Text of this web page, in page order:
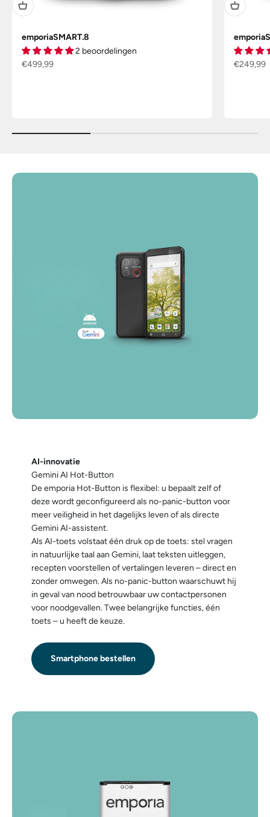
emporiaSMART.8
2 beoordelingen
Aanbiedingsprijs
€499,99 €249,99
AI-innovatie
Gemini AI Hot-Button
De emporia Hot-Button is flexibel: u bepaalt zelf of
deze wordt geconfigureerd als no-panic-button voor
meer veiligheid in het dagelijks leven of als directe
Gemini AI-assistent.
Als AI-toets volstaat één druk op de toets: stel vragen
in natuurlijke taal aan Gemini, laat teksten uitleggen,
recepten voorstellen of vertalingen leveren – direct en
zonder omwegen. Als no-panic-button waarschuwt hij
in geval van nood betrouwbaar uw contactpersonen
voor noodgevallen. Twee belangrijke functies, één
toets – u heeft de keuze.
Smartphone bestellen